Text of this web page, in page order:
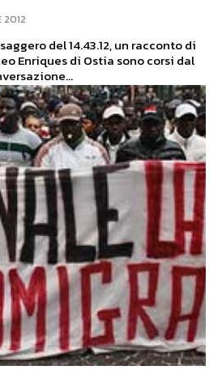
2012
del 14.43.12, un racconto di
Enriques di Ostia sono corsi dal